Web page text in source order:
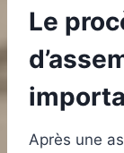
Le
Après une